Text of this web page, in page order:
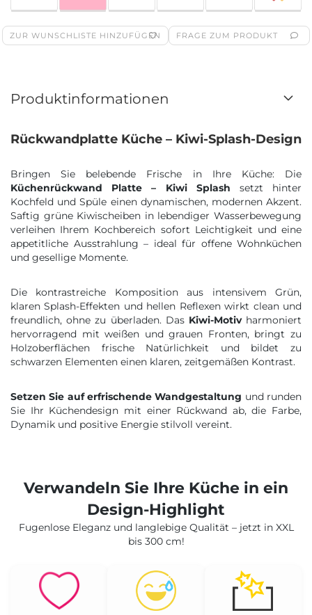
ZUR WUNSCHLISTE HINZUFÜGEN FRAGE ZUM PRODUKT
Produktinformationen
Rückwandplatte Küche – Kiwi-Splash-Design
Bringen Sie belebende Frische in Ihre Küche: Die
Küchenrückwand Platte – Kiwi Splash setzt hinter
Kochfeld und Spüle einen dynamischen, modernen Akzent.
Saftig grüne Kiwischeiben in lebendiger Wasserbewegung
verleihen Ihrem Kochbereich sofort Leichtigkeit und eine
appetitliche Ausstrahlung – ideal für offene Wohnküchen
und gesellige Momente.
Die kontrastreiche Komposition aus intensivem Grün,
klaren Splash-Effekten und hellen Reflexen wirkt clean und
freundlich, ohne zu überladen. Das Kiwi-Motivharmoniert
hervorragend mit weißen und grauen Fronten, bringt zu
Holzoberflächen frische Natürlichkeit und bildet zu
schwarzen Elementen einen klaren, zeitgemäßen Kontrast.
Setzen Sie auf erfrischende Wandgestaltung und runden
Sie Ihr Küchendesign mit einer Rückwand ab, die Farbe,
Dynamik und positive Energie stilvoll vereint.
Verwandeln Sie Ihre Küche in ein
Design-Highlight
Fugenlose Eleganz und langlebige Qualität – jetzt in XXL
bis 300 cm!